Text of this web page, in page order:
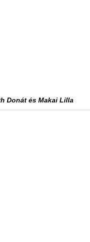
Donát és Makai Lilla